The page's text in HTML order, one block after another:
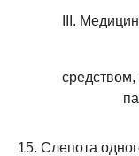
III.
средством,
15. Слепота